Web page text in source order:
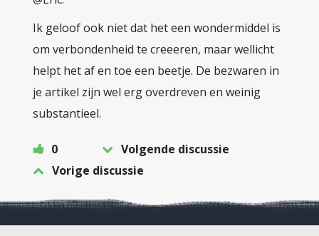
Ik geloof ook niet dat het een wondermiddel is
om verbondenheid te creeeren, maar wellicht
helpt het af en toe een beetje. De bezwaren in
je artikel zijn wel erg overdreven en weinig
substantieel.
0
Volgende discussie
Vorige discussie